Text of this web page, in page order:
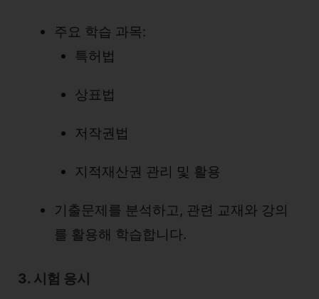
주요 학습 과목:
특허법
상표법
저작권법
지적재산권 관리 및 활용
기출문제를 분석하고, 관련 교재와 강의
를 활용해 학습합니다.
3. 시험 응시